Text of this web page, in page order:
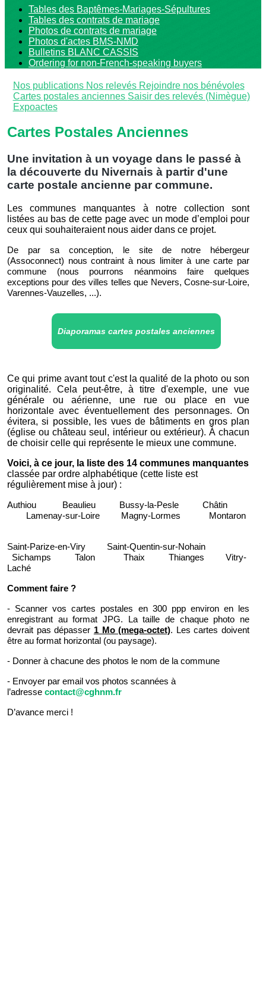
Tables des Baptêmes-Mariages-Sépultures
Tables des contrats de mariage
Photos de contrats de mariage
Photos d'actes BMS-NMD
Bulletins BLANC CASSIS
Ordering for non-French-speaking buyers
Nos publications Nos relevés Rejoindre nos bénévoles
Cartes postales anciennes Saisir des relevés (Nimègue)
Expoactes
Cartes Postales Anciennes
Une invitation à un voyage dans le passé à
la découverte du Nivernais à partir d'une
carte postale ancienne par commune.
Les communes manquantes à notre collection sont
listées au bas de cette page avec un mode d’emploi pour
ceux qui souhaiteraient nous aider dans ce projet.
De par sa conception, le site de notre hébergeur
(Assoconnect) nous contraint à nous limiter à une carte par
commune (nous pourrons néanmoins faire quelques
exceptions pour des villes telles que Nevers, Cosne-sur-Loire,
Varennes-Vauzelles, ...).
Diaporamas cartes postales anciennes
Ce qui prime avant tout c'est la qualité de la photo ou son
originalité. Cela peut-être, à titre d'exemple, une vue
générale ou aérienne, une rue ou place en vue
horizontale avec éventuellement des personnages. On
évitera, si possible, les vues de bâtiments en gros plan
(église ou château seul, intérieur ou extérieur). À chacun
de choisir celle qui représente le mieux une commune.
Voici, à ce jour, la liste des 14 communes manquantes
classée par ordre alphabétique (cette liste est
régulièrement mise à jour) :
Authiou Beaulieu Bussy-la-Pesle Châtin
Lamenay-sur-Loire
Magny-Lormes Montaron
Saint-Parize-en-Viry Saint-Quentin-sur-Nohain
Sichamps Talon Thaix Thianges Vitry-
Laché
Comment faire ?
- Scanner vos cartes postales en 300 ppp environ en les
enregistrant au format JPG.
La taille de chaque photo ne
devrait pas dépasser 1 Mo (mega-octet). Les cartes doivent
être au format horizontal (ou paysage).
- Donner à chacune des photos le nom de la commune
- Envoyer par email vos photos scannées à
l’adresse contact@cghnm.fr
D’avance merci !